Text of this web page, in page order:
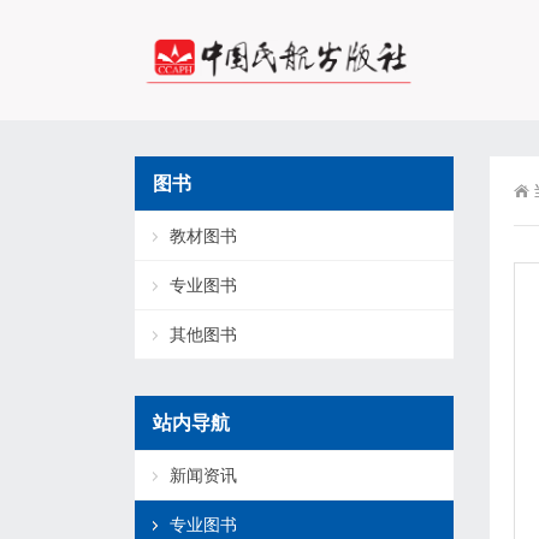
图书
教材图书
专业图书
其他图书
站内导航
新闻资讯
专业图书